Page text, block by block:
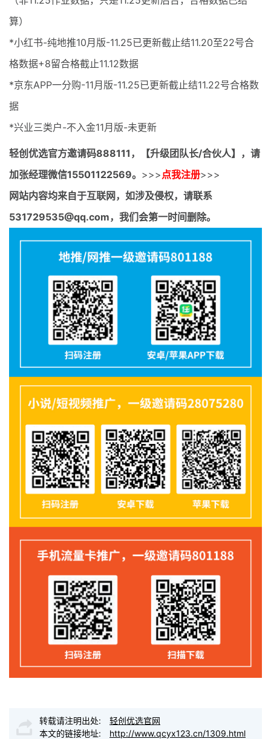
算）
*小红书-纯地推10月版-11.25已更新截止结11.20至22号合
格数据+8留合格截止11.12数据
*京东APP一分购-11月版-11.25已更新截止结11.22号合格数
据
*兴业三类户-不入金11月版-未更新
轻创优选官方邀请码888111，【升级团队长/合伙人】，请
加张经理微信15501122569。 >>> 点我注册>>>
网站内容均来自于互联网，如涉及侵权，请联系
531729535@qq.com，我们会第一时间删除。
转载请注明出处:
轻创优选官网
本文的链接地址:
http://www.qcyx123.cn/1309.html